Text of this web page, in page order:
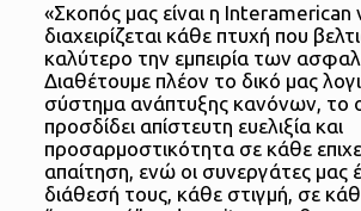
«Σκοπός μας είναι η Interamerican
διαχειρίζεται κάθε πτυχή που
καλύτερο την εμπειρία των
Διαθέτουμε πλέον το δικό μας
σύστημα ανάπτυξης κανόνων, το
προσδίδει απίστευτη ευελιξία και
προσαρμοστικότητα σε κάθε
απαίτηση, ενώ οι συνεργάτες μας
διάθεσή τους, κάθε στιγμή, σε